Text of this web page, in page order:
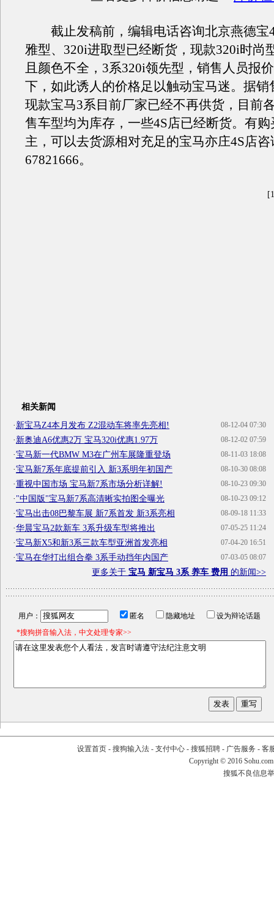
截止发稿前，编辑电话咨询北京燕德宝
雅型、320i进取型已经断货，现款320i时尚
且颜色不全，3系320i领先型，销售人员报
下，如此诱人的价格足以触动宝马迷。据销
现款宝马3系目前厂家已经不再供货，目前
售车型均为库存，一些4S店已经断货。有
主，可以去货源相对充足的宝马亦庄4S店
67821666。
相关新闻
08-12-04 07:30
·新宝马Z4本月发布 Z2混动车将率先亮相!
08-12-02 07:59
·新奥迪A6优惠2万 宝马320i优惠1.97万
08-11-03 18:08
·宝马新一代BMW M3在广州车展隆重登场
08-10-30 08:08
·宝马新7系年底提前引入 新3系明年初国产
08-10-23 09:30
·重视中国市场 宝马新7系市场分析详解!
08-10-23 09:12
·"中国版"宝马新7系高清晰实拍图全曝光
08-09-18 11:33
·宝马出击08巴黎车展 新7系首发 新3系亮相
07-05-25 11:24
·华晨宝马2款新车 3系升级车型将推出
07-04-20 16:51
·宝马新X5和新3系三款车型亚洲首发亮相
07-03-05 08:07
·宝马在华打出组合拳 3系手动挡年内国产
更多关于 宝马 新宝马 3系 养车 费用 的新闻>>
用户： 匿名 隐藏地址
设为辩论话题
*搜狗拼音输入法，中文处理专家>>
设置首页- 搜狗输入法- 支付中心- 搜狐招聘- 广告服务 - 客
Copyright © 2016
搜狐不良信息